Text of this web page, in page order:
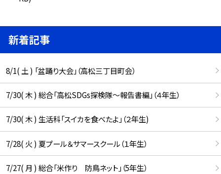
新着記事
8/1( 土 ) 「盆踊り大会」（高松三丁目町会）
7/30( 木 ) 総合「高松SDGs探検隊〜報告書編」（４年生）
7/30( 木 ) 生活科「スイカを食べたよ」（２年生)
7/28( 火 ) 夏プール＆サマースクール（１年生）
7/27( 月 ) 総合「米作り 防鳥ネット」（5年生）